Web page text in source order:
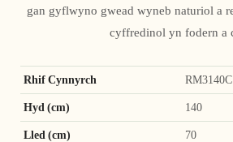
gan gyflwyno gwead wyneb naturiol a
cyffredinol yn fodern a
Rhif Cynnyrch RM3140C
Hyd (cm) 140
Lled (cm) 70